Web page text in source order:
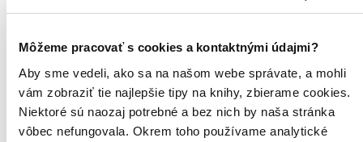
Môžeme pracovať s cookies a kontaktnými údajmi?
Aby sme vedeli, ako sa na našom webe správate, a mohli
vám zobraziť tie najlepšie tipy na knihy, zbierame cookies.
Niektoré sú naozaj potrebné a bez nich by naša stránka
vôbec nefungovala. Okrem toho používame analytické